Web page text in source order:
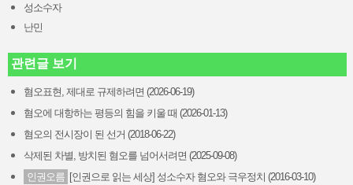
성소수자
난민
관련글 보기
혐오표현, 제대로 규제하려면 (2026-06-19)
혐오에 대항하는 평등의 힘을 키울 때 (2026-01-13)
혐오의 전시장이 된 선거 (2018-06-22)
삭제된 차별, 방치된 혐오를 넘어서려면 (2025-09-08)
인권오름 [인권으로 읽는 세상] 성소수자 혐오와 극우정치 (2016-03-10)